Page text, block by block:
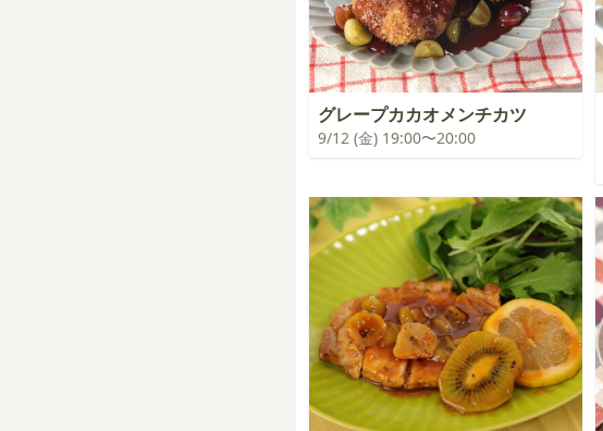
グレープカカオメンチカツ
9/12 (金) 19:00〜20:00